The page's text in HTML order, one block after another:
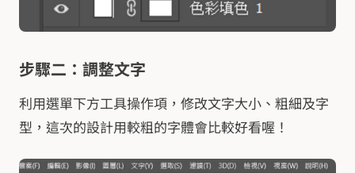
步驟二：調整文字
利用選單下方工具操作項，修改文字大小、粗細及字
型，這次的設計用較粗的字體會比較好看喔！